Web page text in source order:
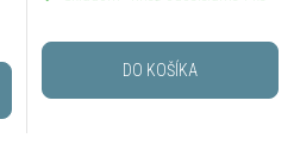
DO KOŠÍKA